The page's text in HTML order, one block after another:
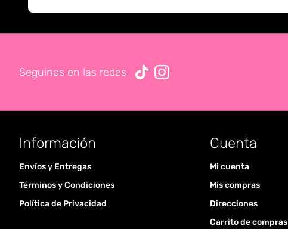
Seguinos en las redes
Información
Envíos y Entregas
Términos y Condiciones
Política de Privacidad
Cuenta
Mi cuenta
Mis compras
Direcciones
Carrito de compras